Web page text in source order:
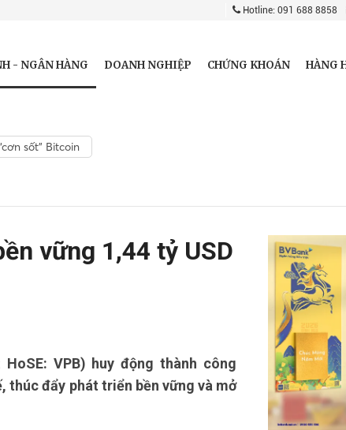
Hotline: 091 688 8858
- NGÂN HÀNG DOANH NGHIỆP CHỨNG KHOÁN HÀNG
sốt” Bitcoin
vững 1,44 tỷ USD
VPB) huy động thành công
thúc đẩy phát triển bền vững và mở